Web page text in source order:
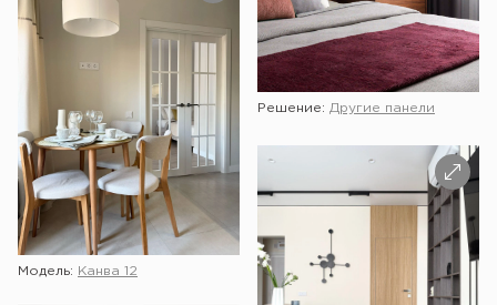
Решение: Другие панели
Модель: Канва 12